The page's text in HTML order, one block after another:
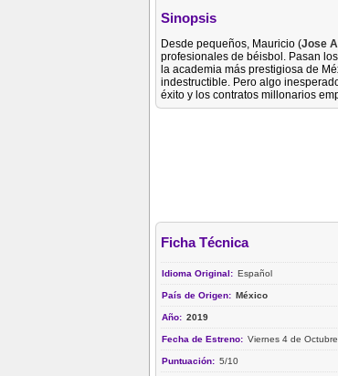
Sinopsis
Desde pequeños, Mauricio (Jose
profesionales de béisbol. Pasan
la academia más prestigiosa de
indestructible. Pero algo
éxito y los contratos millonarios
Ficha Técnica
Idioma Original: Español
País de Origen: México
Año: 2019
Fecha de Estreno: Viernes 4 de
Puntuación: 5/10